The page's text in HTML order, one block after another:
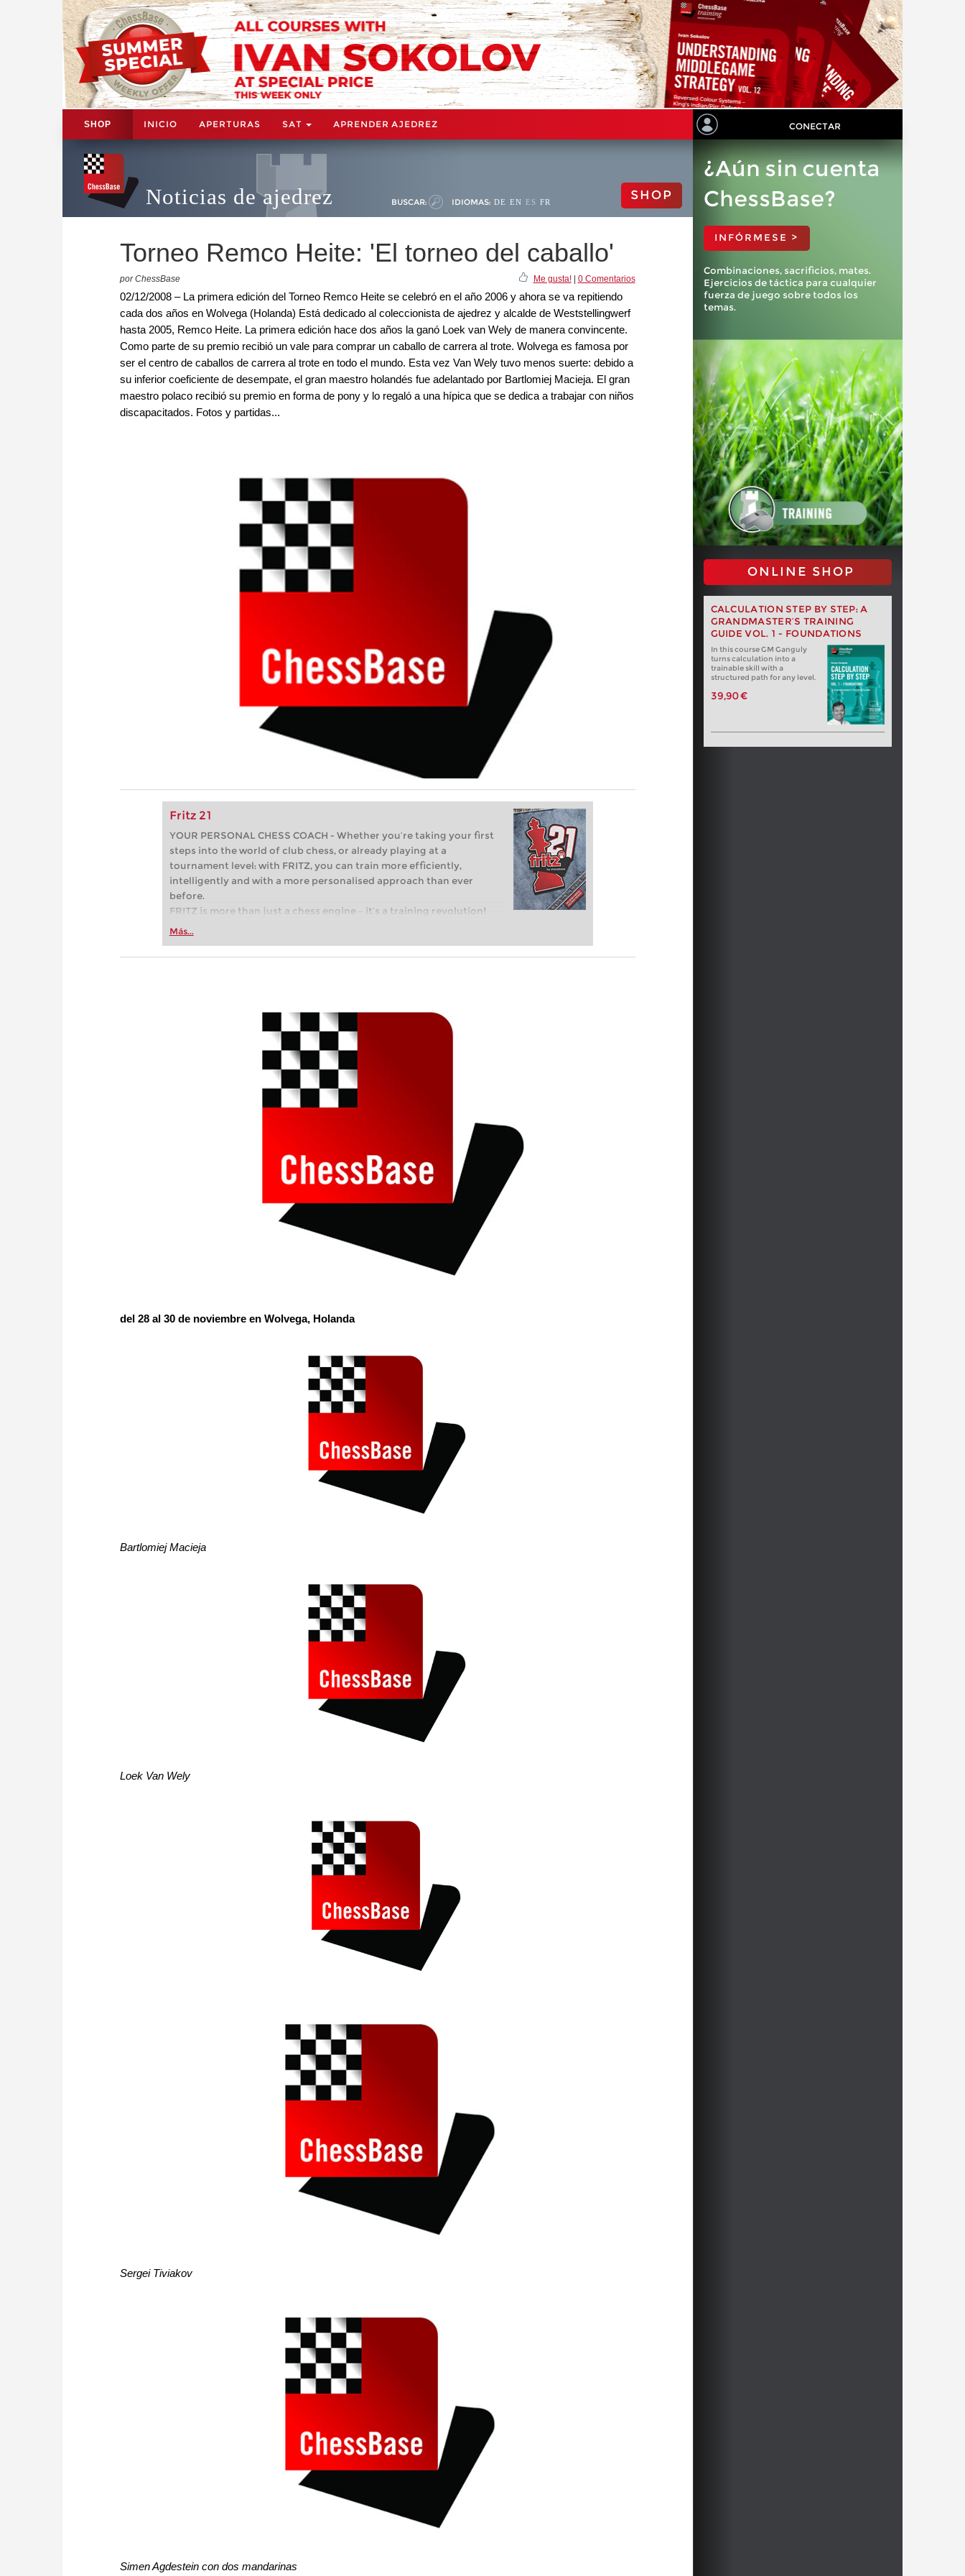
SHOP INICIO APERTURAS SAT APRENDER AJEDREZ CONECTAR
Noticias de ajedrez BUSCAR: IDIOMAS: DE EN ES FR SHOP
Torneo Remco Heite: 'El torneo del caballo'
por ChessBase Me gusta!| 0 Comentarios
02/12/2008 – La primera edición del Torneo Remco Heite se celebró en el año 2006 y ahora se va repitiendo
cada dos años en Wolvega (Holanda) Está dedicado al coleccionista de ajedrez y alcalde de Weststellingwerf
hasta 2005, Remco Heite. La primera edición hace dos años la ganó Loek van Wely de manera convincente.
Como parte de su premio recibió un vale para comprar un caballo de carrera al trote. Wolvega es famosa por
ser el centro de caballos de carrera al trote en todo el mundo. Esta vez Van Wely tuvo menos suerte: debido a
su inferior coeficiente de desempate, el gran maestro holandés fue adelantado por Bartlomiej Macieja. El gran
maestro polaco recibió su premio en forma de pony y lo regaló a una hípica que se dedica a trabajar con niños
discapacitados. Fotos y partidas...
Fritz 21
YOUR PERSONAL CHESS COACH - Whether you’re taking your first
steps into the world of club chess, or already playing at a
tournament level: with FRITZ, you can train more efficiently,
intelligently and with a more personalised approach than ever
before.
FRITZ is more than just a chess engine – it’s a training revolution!
Whether you’re taking your first steps into the world of club chess,
more efficiently, intelligently and with a more personalised
Más...
¿Aún sin cuenta
ChessBase?
INFÓRMESE >
Combinaciones, sacrificios, mates.
Ejercicios de táctica para cualquier
fuerza de juego sobre todos los
temas.
ONLINE SHOP
CALCULATION STEP BY STEP: A
GRANDMASTER’S TRAINING
GUIDE VOL. 1 - FOUNDATIONS
In this course GM Ganguly
turns calculation into a
trainable skill with a
structured path for any level.
39,90 €
del 28 al 30 de noviembre en Wolvega, Holanda
Bartlomiej Macieja
Loek Van Wely
Sergei Tiviakov
Simen Agdestein con dos mandarinas